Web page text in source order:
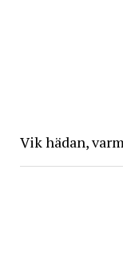
Vik hädan,